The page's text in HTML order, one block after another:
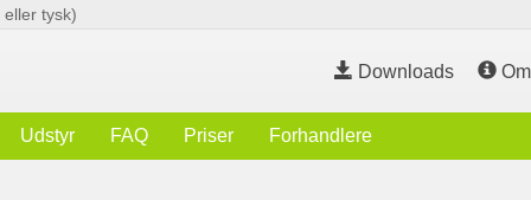
tysk)
Downloads
Udstyr FAQ Priser Forhandlere